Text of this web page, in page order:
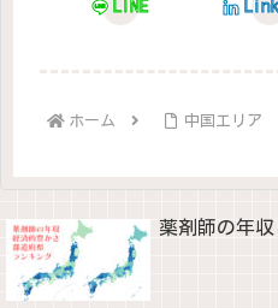
LINE
ホーム 中国エリア
薬剤師の年